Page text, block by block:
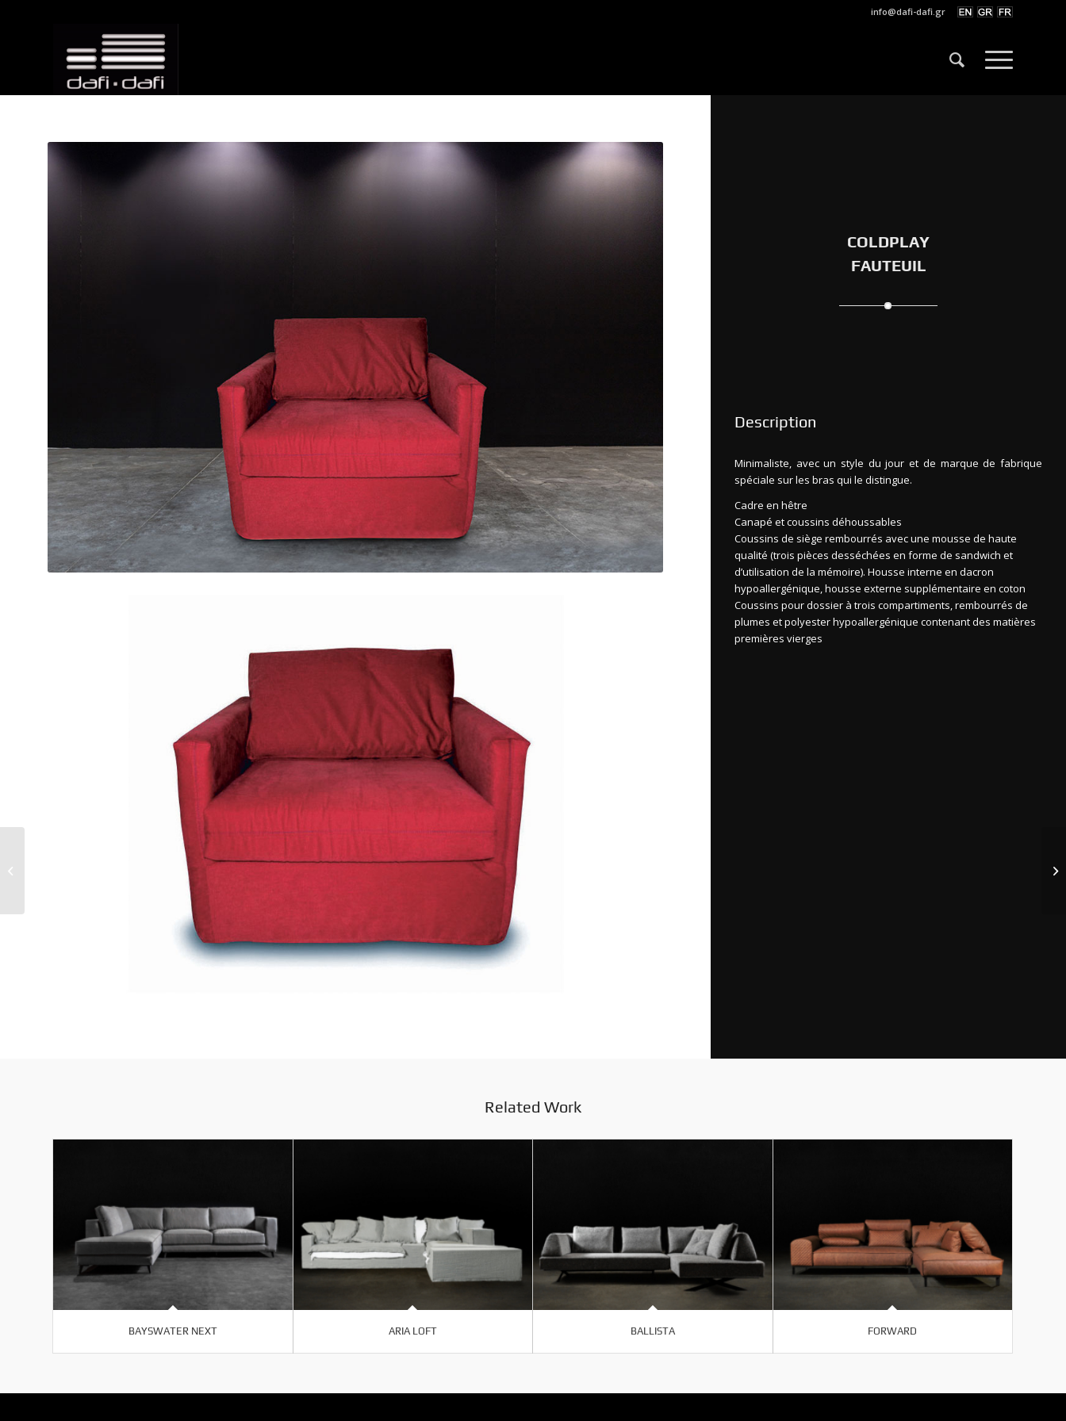
info@dafi-dafi.gr
COLDPLAY
FAUTEUIL
Description
Minimaliste, avec un style du jour et de marque de fabrique
spéciale sur les bras qui le distingue.
Cadre en hêtre
Canapé et coussins déhoussables
Coussins de siège rembourrés avec une mousse de haute
qualité (trois pièces desséchées en forme de sandwich et
d’utilisation de la mémoire). Housse interne en dacron
hypoallergénique, housse externe supplémentaire en coton
Coussins pour dossier à trois compartiments, rembourrés de
plumes et polyester hypoallergénique contenant des matières
premières vierges
Related Work
BAYSWATER NEXT ARIA LOFT BALLISTA FORWARD